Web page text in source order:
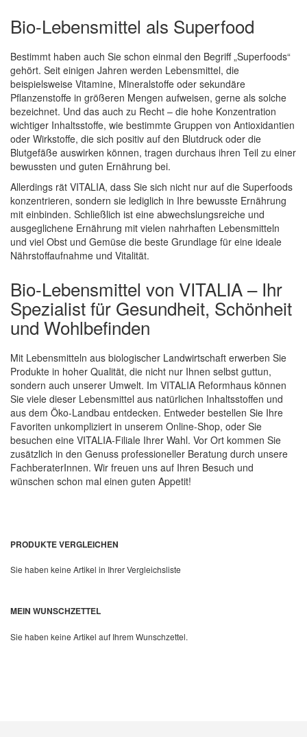
Bio-Lebensmittel als Superfood
Bestimmt haben auch Sie schon einmal den Begriff „Superfoods“
gehört. Seit einigen Jahren werden Lebensmittel, die
beispielsweise Vitamine, Mineralstoffe oder sekundäre
Pflanzenstoffe in größeren Mengen aufweisen, gerne als solche
bezeichnet. Und das auch zu Recht – die hohe Konzentration
wichtiger Inhaltsstoffe, wie bestimmte Gruppen von Antioxidantien
oder Wirkstoffe, die sich positiv auf den Blutdruck oder die
Blutgefäße auswirken können, tragen durchaus ihren Teil zu einer
bewussten und guten Ernährung bei.
Allerdings rät VITALIA, dass Sie sich nicht nur auf die Superfoods
konzentrieren, sondern sie lediglich in Ihre bewusste Ernährung
mit einbinden. Schließlich ist eine abwechslungsreiche und
ausgeglichene Ernährung mit vielen nahrhaften Lebensmitteln
und viel Obst und Gemüse die beste Grundlage für eine ideale
Nährstoffaufnahme und Vitalität.
Bio-Lebensmittel von VITALIA – Ihr
Spezialist für Gesundheit, Schönheit
und Wohlbefinden
Mit Lebensmitteln aus biologischer Landwirtschaft erwerben Sie
Produkte in hoher Qualität, die nicht nur Ihnen selbst guttun,
sondern auch unserer Umwelt. Im VITALIA Reformhaus können
Sie viele dieser Lebensmittel aus natürlichen Inhaltsstoffen und
aus dem Öko-Landbau entdecken. Entweder bestellen Sie Ihre
Favoriten unkompliziert in unserem Online-Shop, oder Sie
besuchen eine VITALIA-Filiale Ihrer Wahl. Vor Ort kommen Sie
zusätzlich in den Genuss professioneller Beratung durch unsere
FachberaterInnen. Wir freuen uns auf Ihren Besuch und
wünschen schon mal einen guten Appetit!
PRODUKTE VERGLEICHEN
Sie haben keine Artikel in Ihrer Vergleichsliste
MEIN WUNSCHZETTEL
Sie haben keine Artikel auf Ihrem Wunschzettel.